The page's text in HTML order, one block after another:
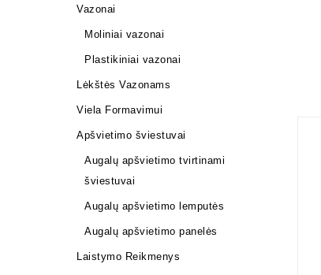
Vazonai
Moliniai vazonai
Plastikiniai vazonai
Lėkštės Vazonams
Viela Formavimui
Apšvietimo šviestuvai
Augalų apšvietimo tvirtinami
šviestuvai
Augalų apšvietimo lemputės
Augalų apšvietimo panelės
Laistymo Reikmenys